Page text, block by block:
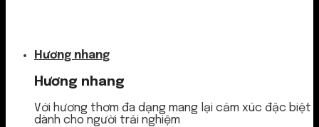
Hương nhang
Hương nhang
Với hương thơm đa dạng mang lại cảm xúc đặc biệt
dành cho người trải nghiệm